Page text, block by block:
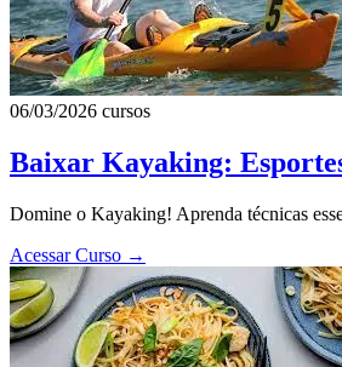
06/03/2026 cursos
Baixar Kayaking:
Domine o Kayaking! Aprenda técnicas
Acessar Curso →